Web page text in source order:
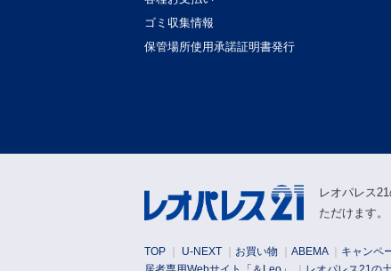
ゴミ収集情報
保管場所使用承諾証明書発行
レオパレス
ただけます。
TOP U-NEXT お買い物 ABEMA キャンペ
居者専用Webサイト「＆Leo」
レオパレス21の